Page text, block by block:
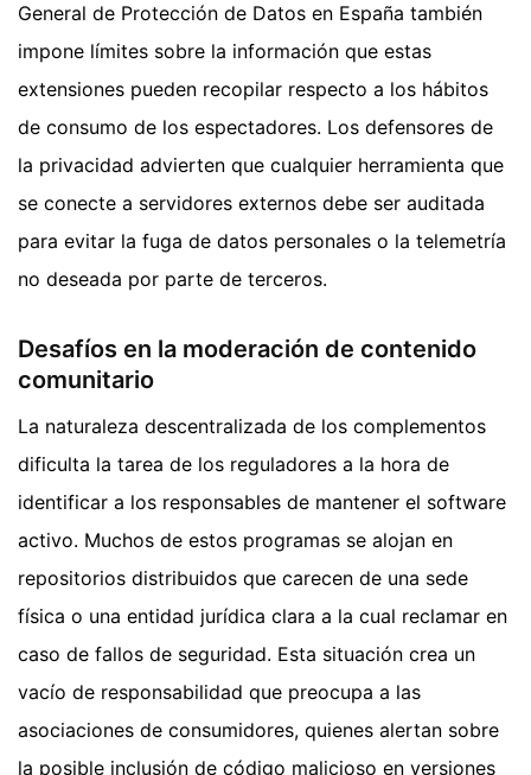
General de Protección de Datos en España también
impone límites sobre la información que estas
extensiones pueden recopilar respecto a los hábitos
de consumo de los espectadores. Los defensores de
la privacidad advierten que cualquier herramienta que
se conecte a servidores externos debe ser auditada
para evitar la fuga de datos personales o la telemetría
no deseada por parte de terceros.
Desafíos en la moderación de contenido
comunitario
La naturaleza descentralizada de los complementos
dificulta la tarea de los reguladores a la hora de
identificar a los responsables de mantener el software
activo. Muchos de estos programas se alojan en
repositorios distribuidos que carecen de una sede
física o una entidad jurídica clara a la cual reclamar en
caso de fallos de seguridad. Esta situación crea un
vacío de responsabilidad que preocupa a las
asociaciones de consumidores, quienes alertan sobre
la posible inclusión de código malicioso en versiones